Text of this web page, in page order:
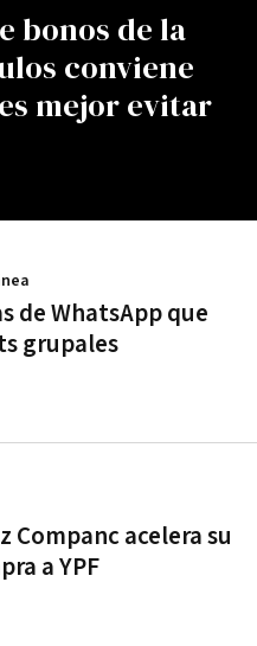
bonos de la
conviene
mejor evitar
de WhatsApp que
grupales
Companc acelera su
a YPF